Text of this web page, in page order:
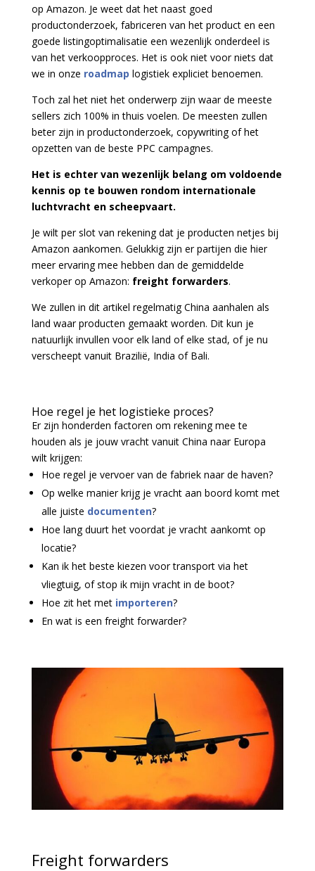
op Amazon. Je weet dat het naast goed
productonderzoek, fabriceren van het product en een
goede listingoptimalisatie een wezenlijk onderdeel is
van het verkoopproces. Het is ook niet voor niets dat
we in onze roadmap logistiek expliciet benoemen.
Toch zal het niet het onderwerp zijn waar de meeste
sellers zich 100% in thuis voelen. De meesten zullen
beter zijn in productonderzoek, copywriting of het
opzetten van de beste PPC campagnes.
Het is echter van wezenlijk belang om voldoende
kennis op te bouwen rondom internationale
luchtvracht en scheepvaart.
Je wilt per slot van rekening dat je producten netjes bij
Amazon aankomen. Gelukkig zijn er partijen die hier
meer ervaring mee hebben dan de gemiddelde
verkoper op Amazon: freight forwarders.
We zullen in dit artikel regelmatig China aanhalen als
land waar producten gemaakt worden. Dit kun je
natuurlijk invullen voor elk land of elke stad, of je nu
verscheept vanuit Brazilië, India of Bali.
Hoe regel je het logistieke proces?
Er zijn honderden factoren om rekening mee te
houden als je jouw vracht vanuit China naar Europa
wilt krijgen:
Hoe regel je vervoer van de fabriek naar de haven?
Op welke manier krijg je vracht aan boord komt met
alle juiste documenten?
Hoe lang duurt het voordat je vracht aankomt op
locatie?
Kan ik het beste kiezen voor transport via het
vliegtuig, of stop ik mijn vracht in de boot?
Hoe zit het met importeren?
En wat is een freight forwarder?
Freight forwarders